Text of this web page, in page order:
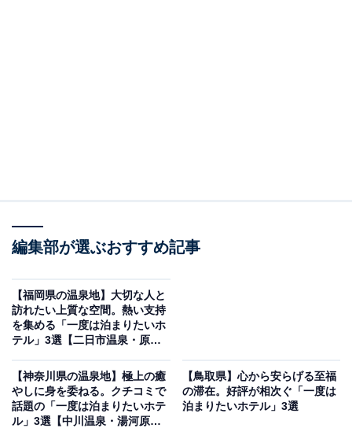
お宿玉樹（画像：「お宿玉樹」公式Webサイトより）
「お宿玉樹」は、伊香保温泉の象徴である石段街の上り
口に佇む純和風旅館です。玄関を入るとほのかに畳が香
り、全館畳廊下の設えが素足に心地よく馴染みます。館
編集部が選ぶおすすめ記事
【福岡県の温泉地】大切な人と
訪れたい上質な空間。熱い支持
を集める「一度は泊まりたいホ
テル」3選【二日市温泉・原鶴
【神奈川県の温泉地】極上の癒
やしに身を委ねる。クチコミで
話題の「一度は泊まりたいホテ
ル」3選【中川温泉・湯河原温
【鳥取県】心から安らげる至福
の滞在。好評が相次ぐ「一度は
泊まりたいホテル」3選